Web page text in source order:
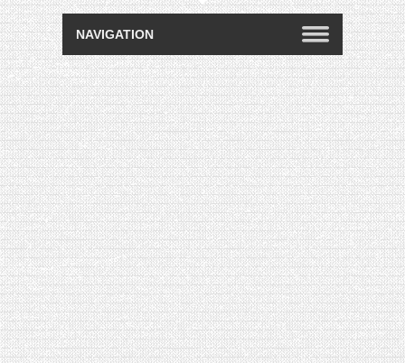
[VIDÉO] LA SÉLECTION DU MOIS
#JANVIER2024
RECETTES RISOTTO